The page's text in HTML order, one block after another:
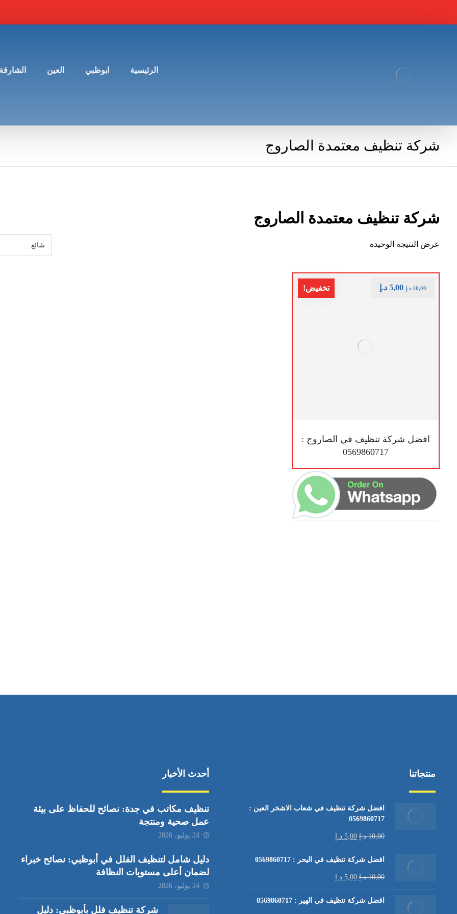
الرئيسية ابوظبي العين الشارقة
شركة تنظيف معتمدة الصاروج
شركة تنظيف معتمدة الصاروج
عرض النتيجة الوحيدة
تخفيض!
افضل شركة تنظيف في الصاروج :
0569860717
10,00 د.إ 5,00 د.إ
منتجاتنا
افضل شركة تنظيف في شعاب الاشخر العين :
0569860717
10,00 د.إ 5,00 د.إ
افضل شركة تنظيف في اليحر : 0569860717
10,00 د.إ 5,00 د.إ
افضل شركة تنظيف في الهير : 0569860717
أحدث الأخبار
تنظيف مكاتب في جدة: نصائح للحفاظ على بيئة
عمل صحية ومنتجة
24 يوليو، 2026
دليل شامل لتنظيف الفلل في أبوظبي: نصائح خبراء
لضمان أعلى مستويات النظافة
24 يوليو، 2026
شركة تنظيف فلل بأبوظبي: دليل